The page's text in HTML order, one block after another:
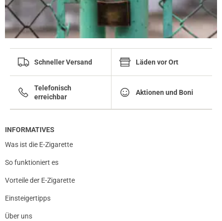
Schneller Versand Läden vor Ort
Telefonisch
erreichbar
Aktionen und Boni
INFORMATIVES
Was ist die E-Zigarette
So funktioniert es
Vorteile der E-Zigarette
Einsteigertipps
Über uns